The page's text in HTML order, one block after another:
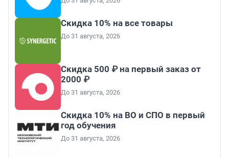
Скидка 10% на все товары
До 31 августа, 2026
Скидка 500 ₽ на первый заказ от
2000 ₽
До 31 августа, 2026
Скидка 10% на ВО и СПО в первый
год обучения
До 31 августа, 2026